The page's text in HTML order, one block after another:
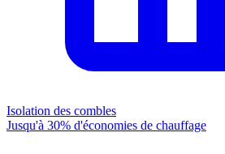
Isolation des combles
Jusqu'à 30% d'économies de chauffage